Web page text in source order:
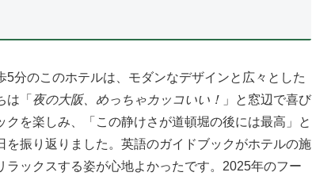
分のこのホテルは、モダンなデザインと広々とした
は「 夜の大阪、めっちゃカッコいい！ 」と窓辺で喜び
を楽しみ、「この静けさが道頓堀の後には最高」と
振り返りました。英語のガイドブックがホテルの施
ックスする姿が心地よかったです。2025年のフー